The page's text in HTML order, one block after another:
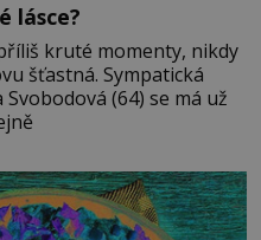
lásce?
kruté momenty, nikdy
Sympatická
(64) se má už